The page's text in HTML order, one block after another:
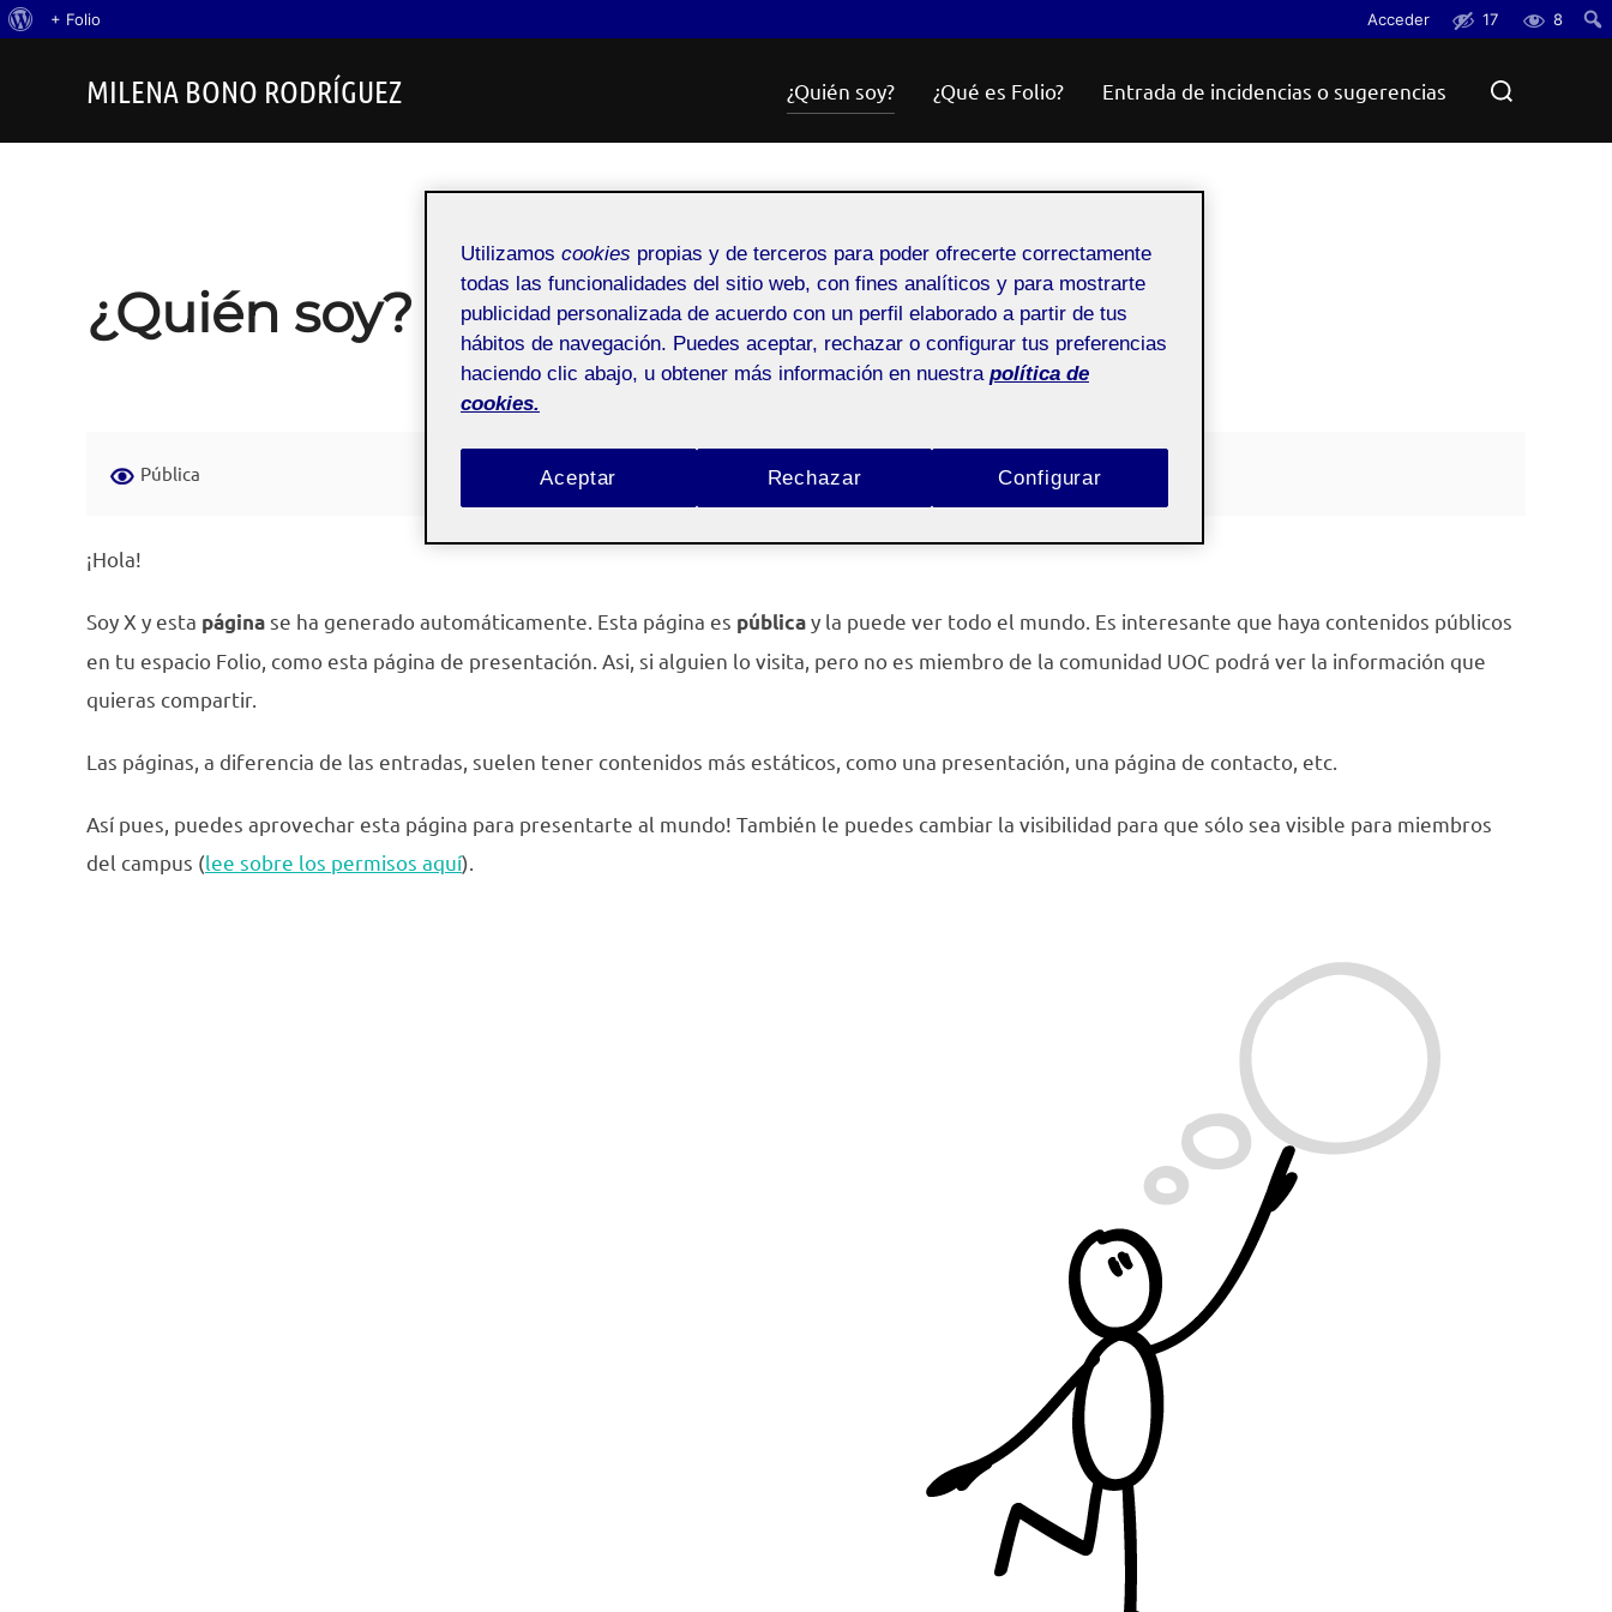
Acerca
WordPress
+ Folio Acceder 17
8
MILENA BONO RODRÍGUEZ ¿Quién soy? ¿Qué es Folio? Entrada de incidencias o sugerencias
Buscar:
¿Quién soy?
Pública
¡Hola!
Soy X y esta página se ha generado automáticamente. Esta página es públicay la puede ver todo el mundo. Es interesante que haya contenidos públicos
en tu espacio Folio, como esta página de presentación. Asi, si alguien lo visita, pero no es miembro de la comunidad UOC podrá ver la información que
quieras compartir.
Las páginas, a diferencia de las entradas, suelen tener contenidos más estáticos, como una presentación, una página de contacto, etc.
Así pues, puedes aprovechar esta página para presentarte al mundo! También le puedes cambiar la visibilidad para que sólo sea visible para miembros
del campus (lee sobre los permisos aquí).
Utilizamos cookies propias y de terceros para poder ofrecerte correctamente
todas las funcionalidades del sitio web, con fines analíticos y para mostrarte
publicidad personalizada de acuerdo con un perfil elaborado a partir de tus
hábitos de navegación. Puedes aceptar, rechazar o configurar tus preferencias
haciendo clic abajo, u obtener más información en nuestra política de
cookies.
Rechazar
Aceptar Configurar